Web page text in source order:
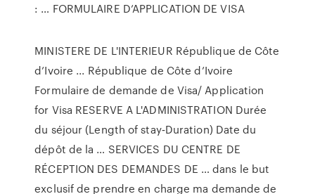
: … FORMULAIRE D’APPLICATION DE VISA
MINISTERE DE L'INTERIEUR République de Côte
d’Ivoire ... République de Côte d’Ivoire
Formulaire de demande de Visa/ Application
for Visa RESERVE A L'ADMINISTRATION Durée
du séjour (Length of stay‐Duration) Date du
dépôt de la … SERVICES DU CENTRE DE
RÉCEPTION DES DEMANDES DE … dans le but
exclusif de prendre en charge ma demande de